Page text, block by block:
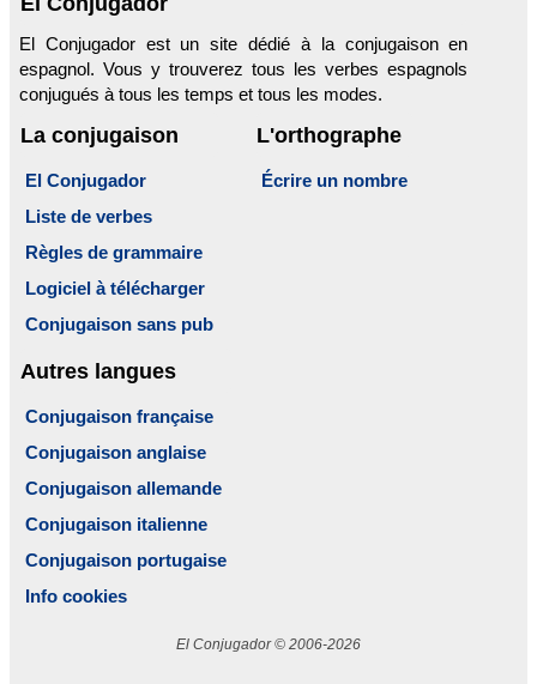
El Conjugador est un site dédié à la conjugaison en
espagnol. Vous y trouverez tous les verbes espagnols
conjugués à tous les temps et tous les modes.
La conjugaison
El Conjugador
Liste de verbes
Règles de grammaire
Logiciel à télécharger
Conjugaison sans pub
L'orthographe
Écrire un nombre
Autres langues
Conjugaison française
Conjugaison anglaise
Conjugaison allemande
Conjugaison italienne
Conjugaison portugaise
Info cookies
El Conjugador © 2006-2026